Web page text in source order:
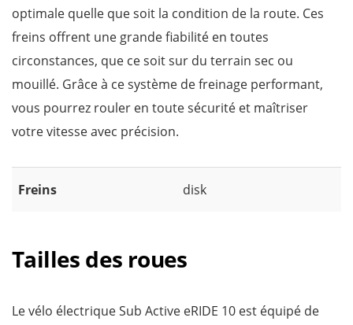
optimale quelle que soit la condition de la route. Ces
freins offrent une grande fiabilité en toutes
circonstances, que ce soit sur du terrain sec ou
mouillé. Grâce à ce système de freinage performant,
vous pourrez rouler en toute sécurité et maîtriser
votre vitesse avec précision.
Freins disk
Tailles des roues
Le vélo électrique Sub Active eRIDE 10 est équipé de